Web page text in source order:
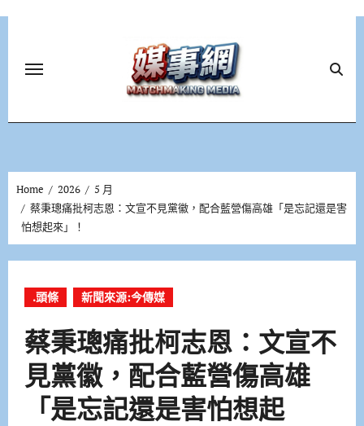
Home 2026
5 月
蔡秉璁痛批柯志恩：文宣不見黨徽，配合藍營傷高雄「是忘記還是害
怕想起來」！
.頭條 新聞來源:今傳媒
蔡秉璁痛批柯志恩：文宣不
見黨徽，配合藍營傷高雄
「是忘記還是害怕想起